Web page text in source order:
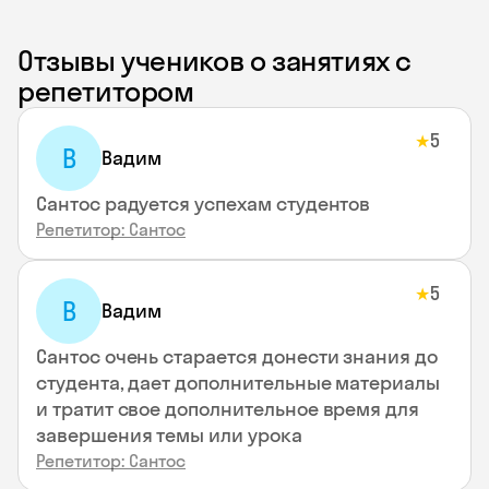
Отзывы учеников о занятиях с
репетитором
В Вадим
★5
Сантос радуется успехам студентов
Репетитор: Сантос
В Вадим
★5
Сантос очень старается донести знания до
студента, дает дополнительные материалы
и тратит свое дополнительное время для
завершения темы или урока
Репетитор: Сантос